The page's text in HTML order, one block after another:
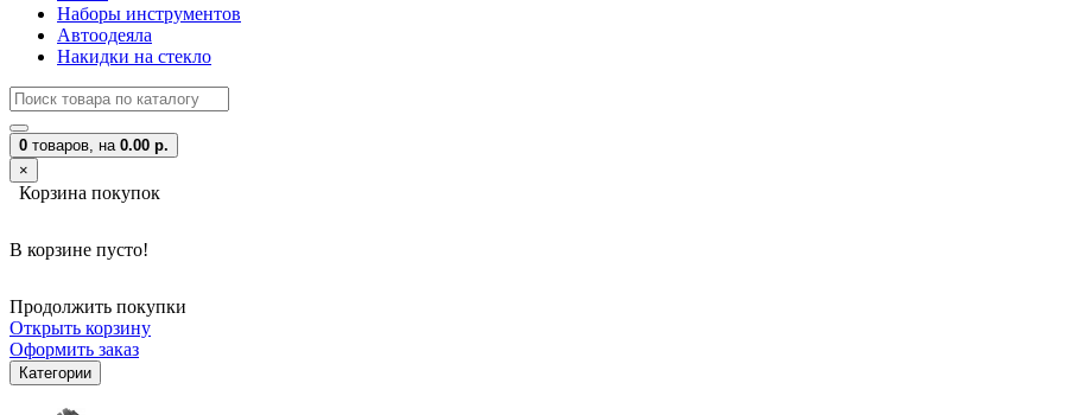
Наборы инструментов
Автоодеяла
Накидки на стекло
0 товаров, на 0.00 р.
×
Корзина покупок
В корзине пусто!
Продолжить покупки
Открыть корзину
Оформить заказ
Категории